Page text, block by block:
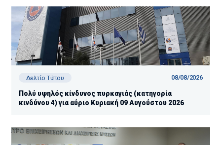
Δελτίο Τύπου 08/08/2026
Πολύ υψηλός κίνδυνος πυρκαγιάς (κατηγορία
κινδύνου 4) για αύριο Κυριακή 09 Αυγούστου 2026